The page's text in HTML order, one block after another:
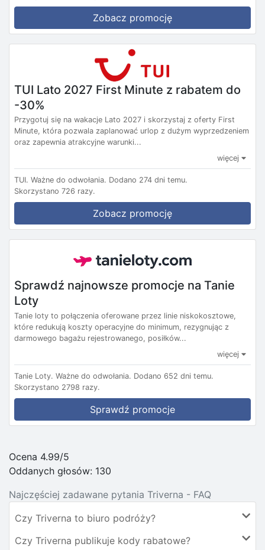
Zobacz promocję
TUI Lato 2027 First Minute z rabatem do
-30%
Przygotuj się na wakacje Lato 2027 i skorzystaj z oferty First
Minute, która pozwala zaplanować urlop z dużym wyprzedzeniem
oraz zapewnia atrakcyjne warunki...
więcej
TUI. Ważne do odwołania. Dodano 274 dni temu.
Skorzystano 726 razy.
Zobacz promocję
Sprawdź najnowsze promocje na Tanie
Loty
Tanie loty to połączenia oferowane przez linie niskokosztowe,
które redukują koszty operacyjne do minimum, rezygnując z
darmowego bagażu rejestrowanego, posiłków...
więcej
Tanie Loty. Ważne do odwołania. Dodano 652 dni temu.
Skorzystano 2798 razy.
Sprawdź promocje
Ocena 4.99/5
Oddanych głosów: 130
Najczęściej zadawane pytania Triverna - FAQ
Czy Triverna to biuro podróży?
Czy Triverna publikuje kody rabatowe?